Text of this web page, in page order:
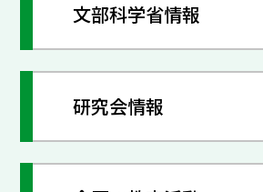
文部科学省情報
研究会情報